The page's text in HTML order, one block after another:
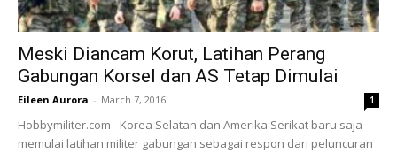
Meski Diancam Korut, Latihan Perang
Gabungan Korsel dan AS Tetap Dimulai
Eileen Aurora - March 7, 2016 1
Hobbymiliter.com - Korea Selatan dan Amerika Serikat baru saja
memulai latihan militer gabungan sebagai respon dari peluncuran